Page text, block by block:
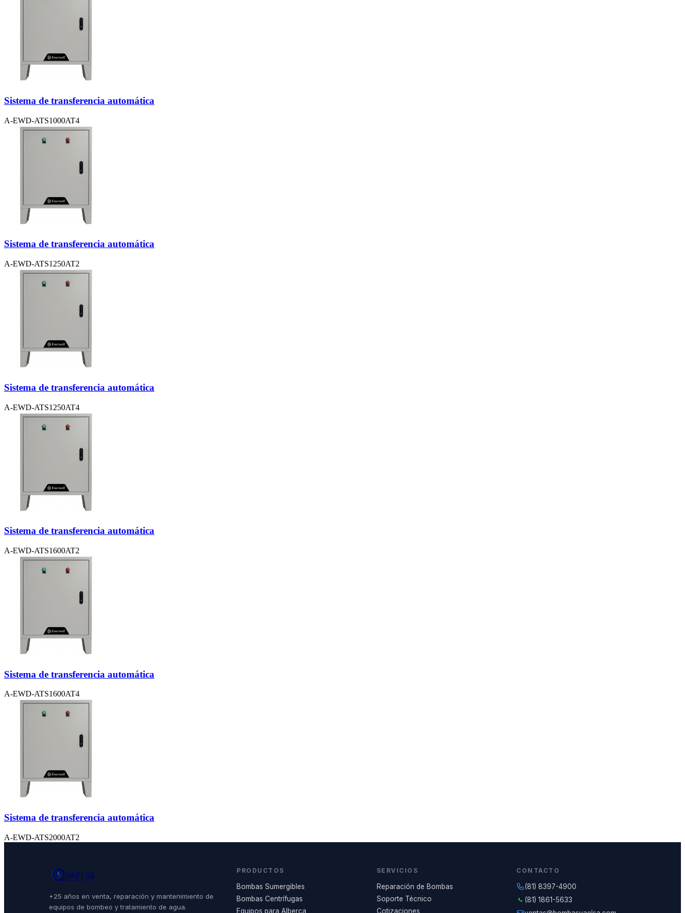
Sistema de transferencia automática
A-EWD-ATS1000AT4
Sistema de transferencia automática
A-EWD-ATS1250AT2
Sistema de transferencia automática
A-EWD-ATS1250AT4
Sistema de transferencia automática
A-EWD-ATS1600AT2
Sistema de transferencia automática
A-EWD-ATS1600AT4
Sistema de transferencia automática
A-EWD-ATS2000AT2
+25 años en venta, reparación y mantenimiento de
equipos de bombeo y tratamiento de agua.
PRODUCTOS
Bombas Sumergibles
Bombas Centrífugas
Equipos para Alberca
SERVICIOS
Reparación de Bombas
Soporte Técnico
Cotizaciones
CONTACTO
(81) 8397-4900
(81) 1861-5633